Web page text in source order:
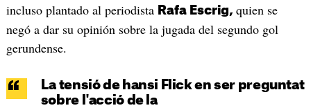
incluso plantado al periodista Rafa Escrig, quien se
negó a dar su opinión sobre la jugada del segundo gol
gerundense.
La tensió de hansi Flick en ser preguntat
sobre l'acció de la